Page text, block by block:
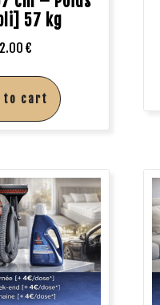
57 kg
€
to cart